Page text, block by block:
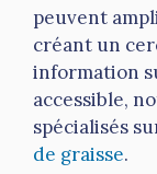
peuvent
créant un
information
accessible,
spécialisés
de graisse.